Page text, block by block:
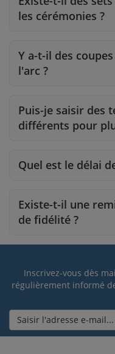
les cérémonies ?
Y a-t-il des
l'arc ?
Puis-je saisir des
différents pour
Quel est le délai
Existe-t-il une
de fidélité ?
Inscrivez-vous dès
régulièrement informé
Saisir l'adresse e-mail...